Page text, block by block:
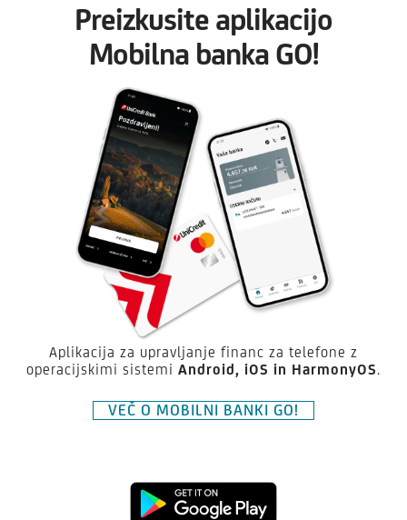
Preizkusite aplikacijo
Mobilna banka GO!
Aplikacija za upravljanje financ za telefone z
operacijskimi sistemi Android, iOS in HarmonyOS.
VEČ O MOBILNI BANKI GO!
Prenesite